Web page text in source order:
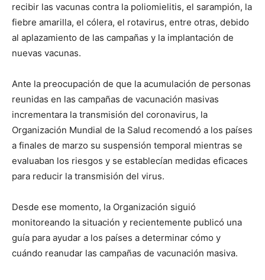
recibir las vacunas contra la poliomielitis, el sarampión, la
fiebre amarilla, el cólera, el rotavirus, entre otras, debido
al aplazamiento de las campañas y la implantación de
nuevas vacunas.
Ante la preocupación de que la acumulación de personas
reunidas en las campañas de vacunación masivas
incrementara la transmisión del coronavirus, la
Organización Mundial de la Salud recomendó a los países
a finales de marzo su suspensión temporal mientras se
evaluaban los riesgos y se establecían medidas eficaces
para reducir la transmisión del virus.
Desde ese momento, la Organización siguió
monitoreando la situación y recientemente publicó una
guía para ayudar a los países a determinar cómo y
cuándo reanudar las campañas de vacunación masiva.